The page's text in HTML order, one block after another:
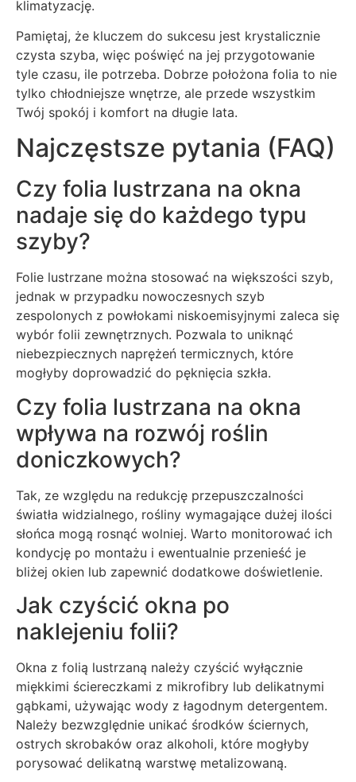
klimatyzację.
Pamiętaj, że kluczem do sukcesu jest krystalicznie
czysta szyba, więc poświęć na jej przygotowanie
tyle czasu, ile potrzeba. Dobrze położona folia to nie
tylko chłodniejsze wnętrze, ale przede wszystkim
Twój spokój i komfort na długie lata.
Najczęstsze pytania (FAQ)
Czy folia lustrzana na okna
nadaje się do każdego typu
szyby?
Folie lustrzane można stosować na większości szyb,
jednak w przypadku nowoczesnych szyb
zespolonych z powłokami niskoemisyjnymi zaleca się
wybór folii zewnętrznych. Pozwala to uniknąć
niebezpiecznych naprężeń termicznych, które
mogłyby doprowadzić do pęknięcia szkła.
Czy folia lustrzana na okna
wpływa na rozwój roślin
doniczkowych?
Tak, ze względu na redukcję przepuszczalności
światła widzialnego, rośliny wymagające dużej ilości
słońca mogą rosnąć wolniej. Warto monitorować ich
kondycję po montażu i ewentualnie przenieść je
bliżej okien lub zapewnić dodatkowe doświetlenie.
Jak czyścić okna po
naklejeniu folii?
Okna z folią lustrzaną należy czyścić wyłącznie
miękkimi ściereczkami z mikrofibry lub delikatnymi
gąbkami, używając wody z łagodnym detergentem.
Należy bezwzględnie unikać środków ściernych,
ostrych skrobaków oraz alkoholi, które mogłyby
porysować delikatną warstwę metalizowaną.